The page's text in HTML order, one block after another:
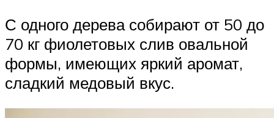
С одного дерева собирают от 50 до
70 кг фиолетовых слив овальной
формы, имеющих яркий аромат,
сладкий медовый вкус.